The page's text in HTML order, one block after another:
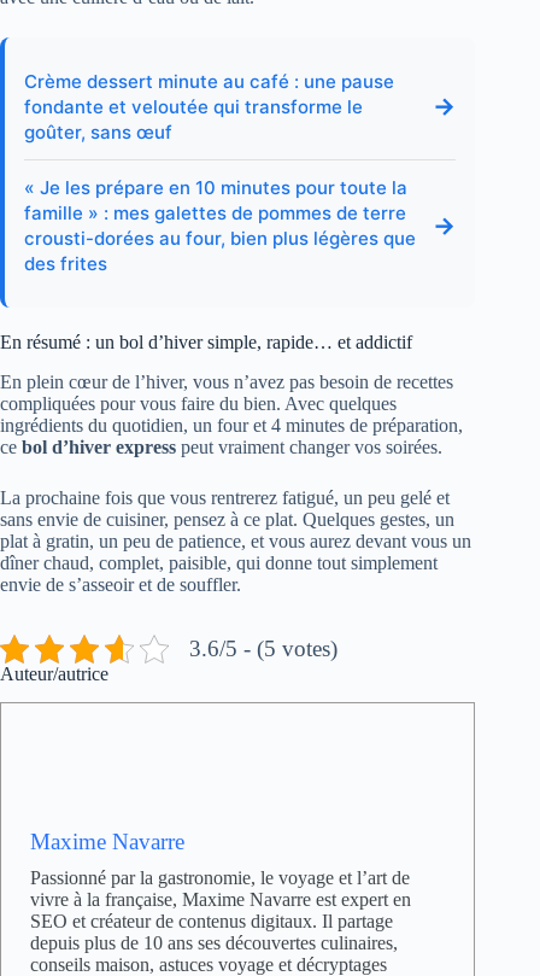
Crème dessert minute au café : une pause
fondante et veloutée qui transforme le
goûter, sans œuf
→
« Je les prépare en 10 minutes pour toute la
famille » : mes galettes de pommes de terre
crousti-dorées au four, bien plus légères que
des frites
→
En résumé : un bol d’hiver simple, rapide… et addictif
En plein cœur de l’hiver, vous n’avez pas besoin de recettes
compliquées pour vous faire du bien. Avec quelques
ingrédients du quotidien, un four et 4 minutes de préparation,
ce bol d’hiver express peut vraiment changer vos soirées.
La prochaine fois que vous rentrerez fatigué, un peu gelé et
sans envie de cuisiner, pensez à ce plat. Quelques gestes, un
plat à gratin, un peu de patience, et vous aurez devant vous un
dîner chaud, complet, paisible, qui donne tout simplement
envie de s’asseoir et de souffler.
3.6/5 - (5 votes)
Auteur/autrice
Maxime Navarre
Passionné par la gastronomie, le voyage et l’art de
vivre à la française, Maxime Navarre est expert en
SEO et créateur de contenus digitaux. Il partage
depuis plus de 10 ans ses découvertes culinaires,
conseils maison, astuces voyage et décryptages